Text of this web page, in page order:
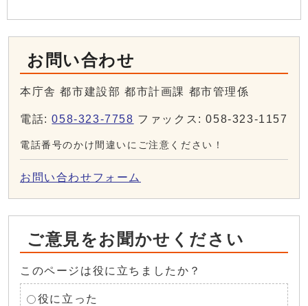
お問い合わせ
本庁舎 都市建設部 都市計画課 都市管理係
電話:058-323-7758 ファックス: 058-323-1157
電話番号のかけ間違いにご注意ください！
お問い合わせフォーム
ご意見をお聞かせください
このページは役に立ちましたか？
役に立った